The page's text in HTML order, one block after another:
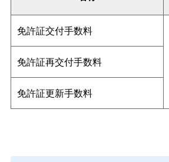
免許証交付手数料
免許証再交付手数料
免許証更新手数料